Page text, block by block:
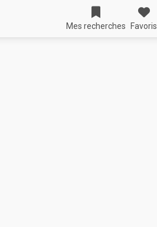
Mes recherches Favoris